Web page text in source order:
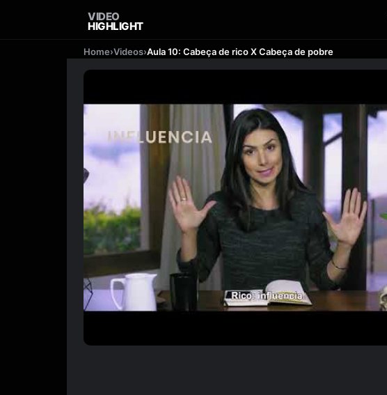
VIDEO
HIGHLIGHT
Home›Videos›Aula 10: Cabeça de rico X Cabeça de pobre